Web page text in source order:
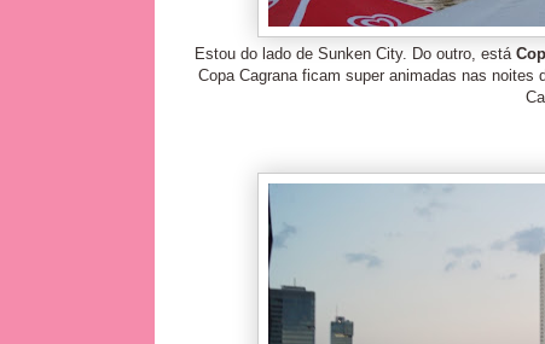
Estou do lado de Sunken City. Do outro, está
Copa Cagrana ficam super animadas nas